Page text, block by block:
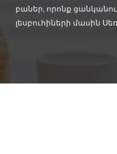
բաներ, որոնք
լեսբուհիների մասին